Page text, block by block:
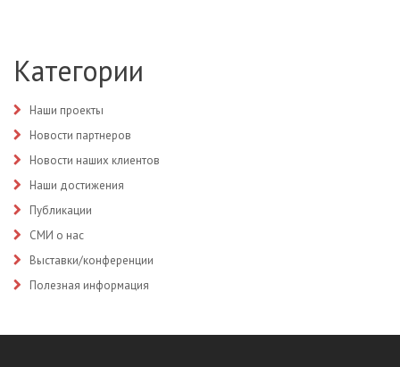
Категории
Наши проекты
Новости партнеров
Новости наших клиентов
Наши достижения
Публикации
СМИ о нас
Выставки/конференции
Полезная информация